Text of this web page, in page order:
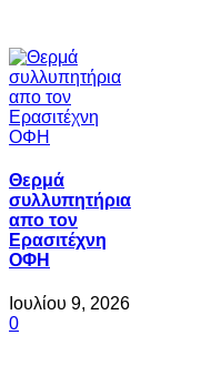
Θερμά
συλλυπητήρια
απο τον
Ερασιτέχνη
ΟΦΗ
Ιουλίου 9, 2026
0